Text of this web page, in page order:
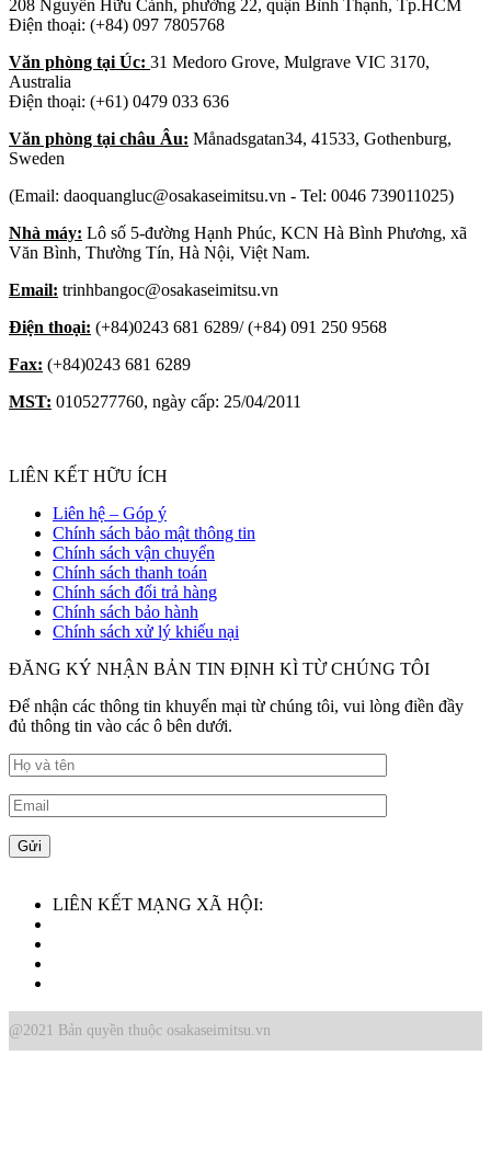
208 Nguyễn Hữu Cảnh, phường 22, quận Bình Thạnh, Tp.HCM
Điện thoại: (+84) 097 7805768
Văn phòng tại Úc: 31 Medoro Grove, Mulgrave VIC 3170,
Australia
Điện thoại: (+61) 0479 033 636
Văn phòng tại châu Âu: Månadsgatan34, 41533, Gothenburg,
Sweden
(Email: daoquangluc@osakaseimitsu.vn - Tel: 0046 739011025)
Nhà máy: Lô số 5-đường Hạnh Phúc, KCN Hà Bình Phương, xã
Văn Bình, Thường Tín, Hà Nội, Việt Nam.
Email: trinhbangoc@osakaseimitsu.vn
Điện thoại: (+84)0243 681 6289/ (+84) 091 250 9568
Fax: (+84)0243 681 6289
MST: 0105277760, ngày cấp: 25/04/2011
LIÊN KẾT HỮU ÍCH
Liên hệ – Góp ý
Chính sách bảo mật thông tin
Chính sách vận chuyển
Chính sách thanh toán
Chính sách đổi trả hàng
Chính sách bảo hành
Chính sách xử lý khiếu nại
ĐĂNG KÝ NHẬN BẢN TIN ĐỊNH KÌ TỪ CHÚNG TÔI
Để nhận các thông tin khuyến mại từ chúng tôi, vui lòng điền đầy
đủ thông tin vào các ô bên dưới.
LIÊN KẾT MẠNG XÃ HỘI:
@2021 Bản quyền thuộc osakaseimitsu.vn